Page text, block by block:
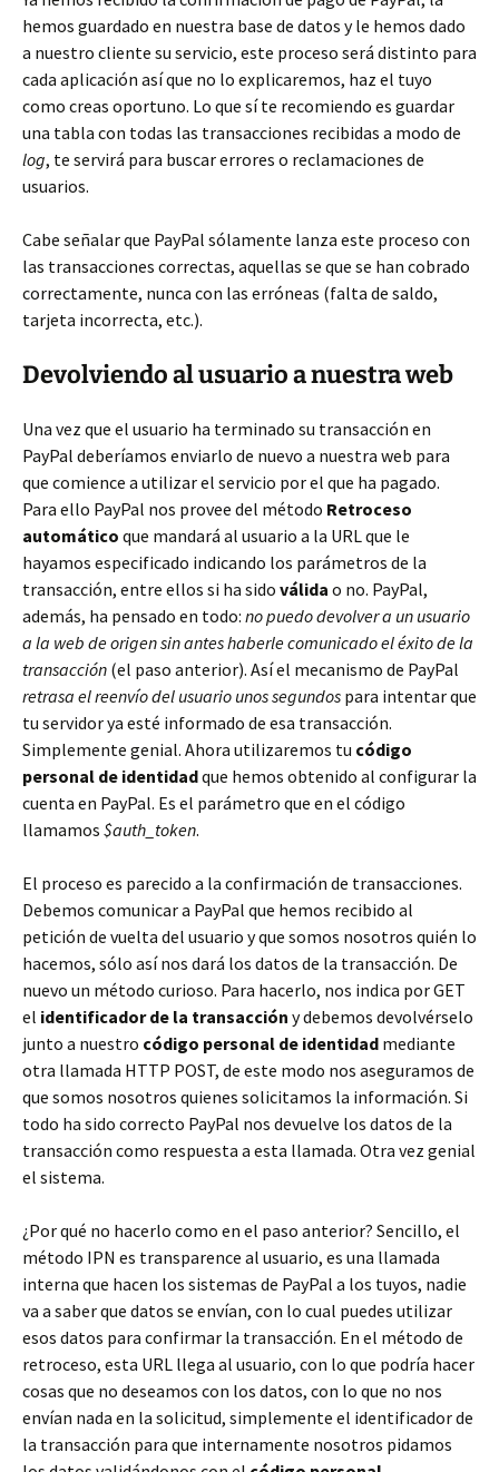
hemos guardado en nuestra base de datos y le hemos dado
a nuestro cliente su servicio, este proceso será distinto para
cada aplicación así que no lo explicaremos, haz el tuyo
como creas oportuno. Lo que sí te recomiendo es guardar
una tabla con todas las transacciones recibidas a modo de
log, te servirá para buscar errores o reclamaciones de
usuarios.
Cabe señalar que PayPal sólamente lanza este proceso con
las transacciones correctas, aquellas se que se han cobrado
correctamente, nunca con las erróneas (falta de saldo,
tarjeta incorrecta, etc.).
Devolviendo al usuario a nuestra web
Una vez que el usuario ha terminado su transacción en
PayPal deberíamos enviarlo de nuevo a nuestra web para
que comience a utilizar el servicio por el que ha pagado.
Para ello PayPal nos provee del método Retroceso
automático que mandará al usuario a la URL que le
hayamos especificado indicando los parámetros de la
transacción, entre ellos si ha sido válida o no. PayPal,
además, ha pensado en todo: no puedo devolver a un usuario
a la web de origen sin antes haberle comunicado el éxito de la
transacción (el paso anterior). Así el mecanismo de PayPal
retrasa el reenvío del usuario unos segundos para intentar que
tu servidor ya esté informado de esa transacción.
Simplemente genial. Ahora utilizaremos tu código
personal de identidadque hemos obtenido al configurar la
cuenta en PayPal. Es el parámetro que en el código
llamamos $auth_token.
El proceso es parecido a la confirmación de transacciones.
Debemos comunicar a PayPal que hemos recibido al
petición de vuelta del usuario y que somos nosotros quién lo
hacemos, sólo así nos dará los datos de la transacción. De
nuevo un método curioso. Para hacerlo, nos indica por GET
el identificador de la transacción y debemos devolvérselo
junto a nuestro código personal de identidad mediante
otra llamada HTTP POST, de este modo nos aseguramos de
que somos nosotros quienes solicitamos la información. Si
todo ha sido correcto PayPal nos devuelve los datos de la
transacción como respuesta a esta llamada. Otra vez genial
el sistema.
¿Por qué no hacerlo como en el paso anterior? Sencillo, el
método IPN es transparence al usuario, es una llamada
interna que hacen los sistemas de PayPal a los tuyos, nadie
va a saber que datos se envían, con lo cual puedes utilizar
esos datos para confirmar la transacción. En el método de
retroceso, esta URL llega al usuario, con lo que podría hacer
cosas que no deseamos con los datos, con lo que no nos
envían nada en la solicitud, simplemente el identificador de
la transacción para que internamente nosotros pidamos